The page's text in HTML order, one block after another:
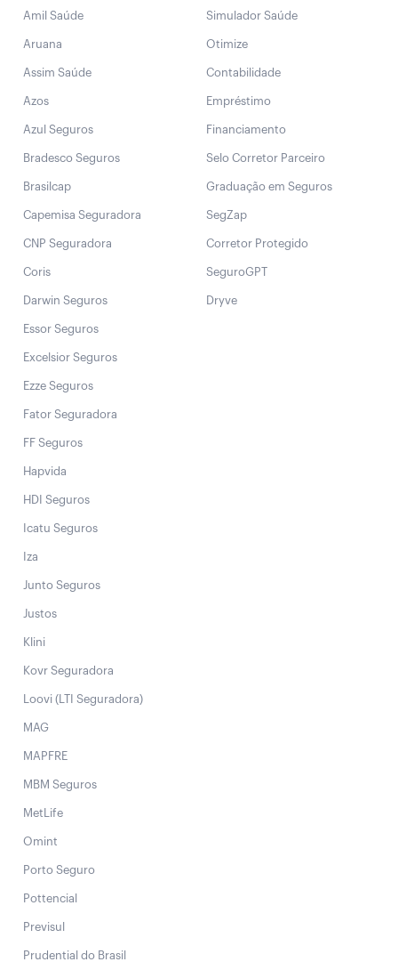
Amil Saúde
Aruana
Assim Saúde
Azos
Azul Seguros
Bradesco Seguros
Brasilcap
Capemisa Seguradora
CNP Seguradora
Coris
Darwin Seguros
Essor Seguros
Excelsior Seguros
Ezze Seguros
Fator Seguradora
FF Seguros
Hapvida
HDI Seguros
Icatu Seguros
Iza
Junto Seguros
Justos
Klini
Kovr Seguradora
Loovi (LTI Seguradora)
MAG
MAPFRE
MBM Seguros
MetLife
Omint
Porto Seguro
Pottencial
Previsul
Prudential do Brasil
Simulador Saúde
Otimize
Contabilidade
Empréstimo
Financiamento
Selo Corretor Parceiro
Graduação em Seguros
SegZap
Corretor Protegido
SeguroGPT
Dryve